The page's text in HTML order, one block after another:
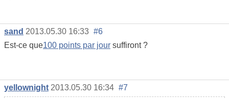
sand 2013.05.30 16:33 #6
Est-ce que100 points par jour suffiront ?
yellownight 2013.05.30 16:34 #7